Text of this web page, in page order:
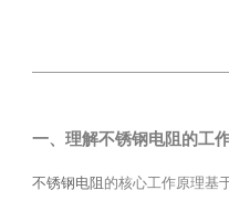
一、理解不锈钢电阻的工
不锈钢电阻 的核心工作原理基